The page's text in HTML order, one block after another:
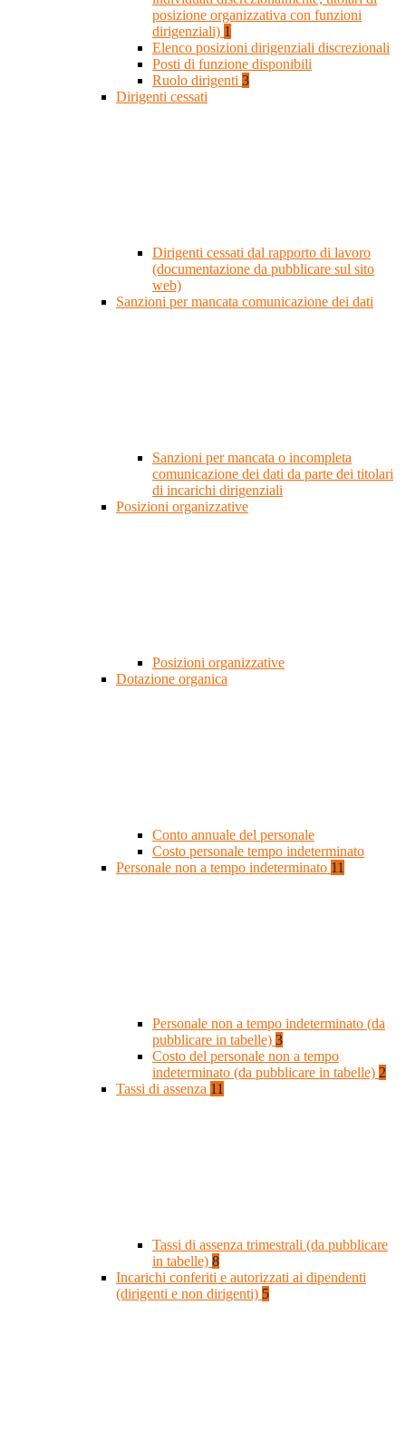
posizione organizzativa con funzioni
dirigenziali) 1
Elenco posizioni dirigenziali discrezionali
Posti di funzione disponibili
Ruolo dirigenti 3
Dirigenti cessati
Dirigenti cessati dal rapporto di lavoro
(documentazione da pubblicare sul sito
web)
Sanzioni per mancata comunicazione dei dati
Sanzioni per mancata o incompleta
comunicazione dei dati da parte dei titolari
di incarichi dirigenziali
Posizioni organizzative
Posizioni organizzative
Dotazione organica
Conto annuale del personale
Costo personale tempo indeterminato
Personale non a tempo indeterminato 11
Personale non a tempo indeterminato (da
pubblicare in tabelle) 3
Costo del personale non a tempo
indeterminato (da pubblicare in tabelle) 2
Tassi di assenza 11
Tassi di assenza trimestrali (da pubblicare
in tabelle) 8
Incarichi conferiti e autorizzati ai dipendenti
(dirigenti e non dirigenti) 5